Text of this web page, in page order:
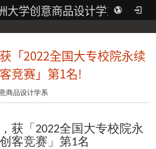
大学创意商品设计学系
「2022全国大专校院永续
竞赛」第1名!
商品设计学系
获「2022全国大专校院永
客竞赛」第1名